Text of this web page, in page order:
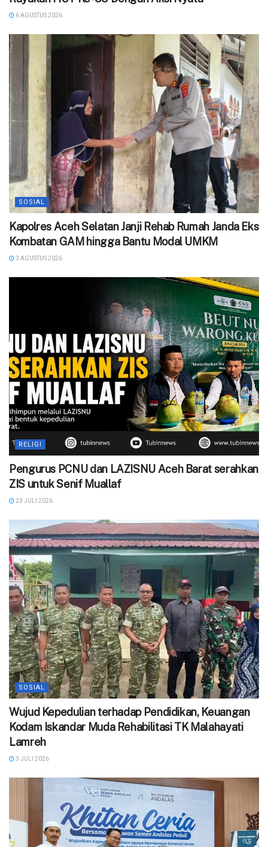
6 AGUSTUS 2026
SOSIAL
‎Kapolres Aceh Selatan Janji Rehab Rumah Janda Eks
Kombatan GAM hingga Bantu Modal UMKM ‎
3 AGUSTUS 2026
RELIGI
Pengurus PCNU dan LAZISNU Aceh Barat serahkan
ZIS untuk Senif Muallaf
23 JULI 2026
SOSIAL
Wujud Kepedulian terhadap Pendidikan, Keuangan
Kodam Iskandar Muda Rehabilitasi TK Malahayati
Lamreh
3 JULI 2026